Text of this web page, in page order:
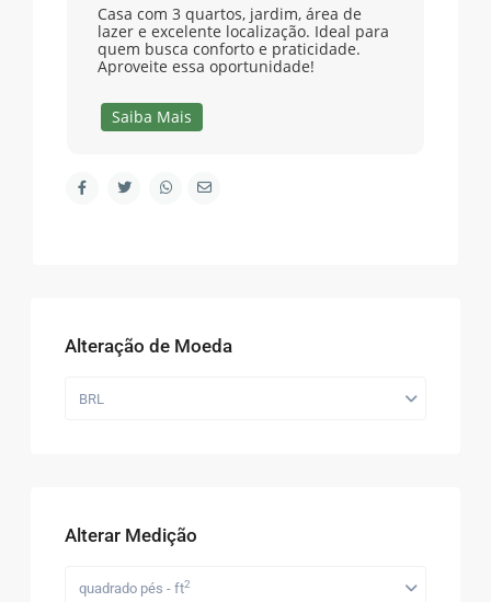
Casa com 3 quartos, jardim, área de
lazer e excelente localização. Ideal para
quem busca conforto e praticidade.
Aproveite essa oportunidade!
Saiba Mais
Alteração de Moeda
BRL
Alterar Medição
quadrado pés - ft2